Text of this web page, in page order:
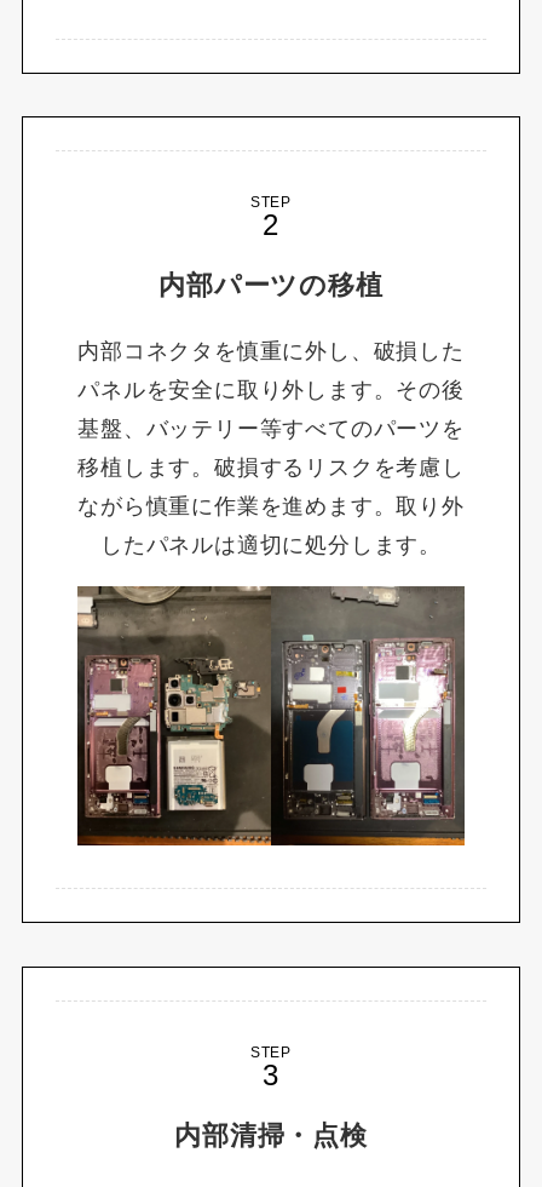
STEP
内部パーツの移植
内部コネクタを慎重に外し、破損した
パネルを安全に取り外します。その後
基盤、バッテリー等すべてのパーツを
移植します。破損するリスクを考慮し
ながら慎重に作業を進めます。取り外
したパネルは適切に処分します。
STEP
内部清掃・点検